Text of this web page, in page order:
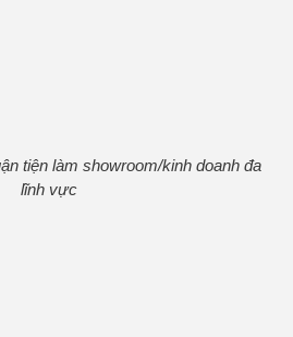
tiện làm showroom/kinh doanh đa
lĩnh vực